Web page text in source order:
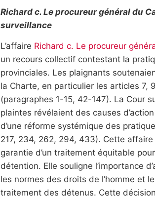
Richard c. Le procureur général du
surveillance
L’affaire Richard c. Le procureur
un recours collectif contestant la
provinciales. Les plaignants
la Charte, en particulier les articles 7,
(paragraphes 1-15, 42-147). La Cour
plaintes révélaient des causes
d’une réforme systémique des
217, 234, 262, 294, 433). Cette
garantie d’un traitement équitable
détention. Elle souligne l’importance
les normes des droits de l’homme et
traitement des détenus. Cette